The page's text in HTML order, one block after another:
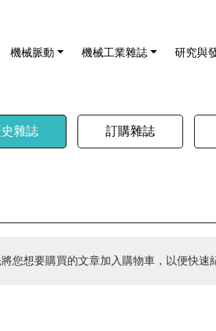
機械脈動 機械工業雜誌 研究與
雜誌 訂購雜誌
您想要購買的文章加入購物車，以便快速